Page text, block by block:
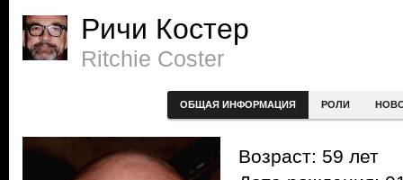
Ричи Костер
Ritchie Coster
ОБЩАЯ ИНФОРМАЦИЯ РОЛИ
Возраст: 59 лет